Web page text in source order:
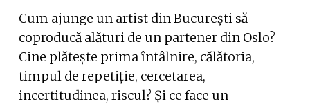
Cum ajunge un artist din București să
coproducă alături de un partener din Oslo?
Cine plătește prima întâlnire, călătoria,
timpul de repetiție, cercetarea,
incertitudinea, riscul? Și ce face un